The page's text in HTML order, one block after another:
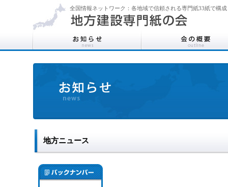
全国情報ネットワーク：各地域で信頼される専門紙33紙で構成
地方ニュース